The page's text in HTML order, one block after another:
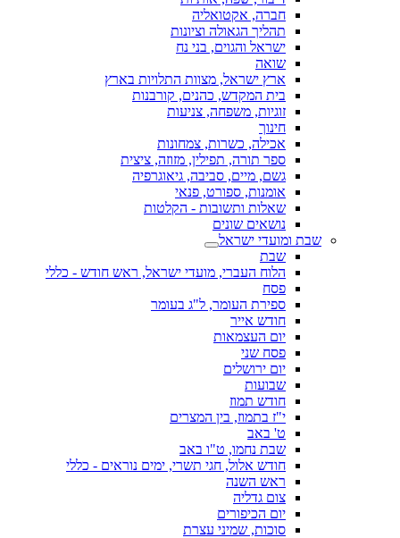
חברה, אקטואליה
תהליך הגאולה וציונות
ישראל והגוים, בני נח
שואה
ארץ ישראל, מצוות התלויות בארץ
בית המקדש, כהנים, קורבנות
זוגיות, משפחה, צניעות
חינוך
אכילה, כשרות, צמחונות
ספר תורה, תפילין, מזוזה, ציצית
גשם, מיים, סביבה, גיאוגרפיה
אומנות, ספורט, פנאי
שאלות ותשובות - הקלטות
נושאים שונים
שבת ומועדי ישראל
שבת
הלוח העברי, מועדי ישראל, ראש חודש - כללי
פסח
ספירת העומר, ל"ג בעומר
חודש אייר
יום העצמאות
פסח שני
יום ירושלים
שבועות
חודש תמוז
י"ז בתמוז, בין המצרים
ט' באב
שבת נחמו, ט"ו באב
חודש אלול, חגי תשרי, ימים נוראים - כללי
ראש השנה
צום גדליה
יום הכיפורים
סוכות, שמיני עצרת